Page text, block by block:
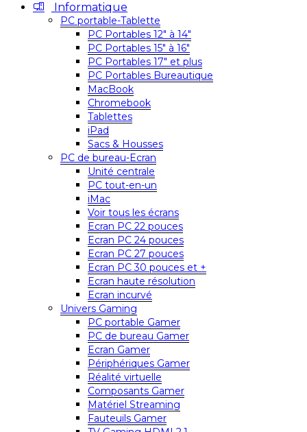
Informatique
PC portable-Tablette
PC Portables 12″ à 14″
PC Portables 15″ à 16″
PC Portables 17″ et plus
PC Portables Bureautique
MacBook
Chromebook
Tablettes
iPad
Sacs & Housses
PC de bureau-Ecran
Unité centrale
PC tout-en-un
iMac
Voir tous les écrans
Ecran PC 22 pouces
Ecran PC 24 pouces
Ecran PC 27 pouces
Ecran PC 30 pouces et +
Ecran haute résolution
Ecran incurvé
Univers Gaming
PC portable Gamer
PC de bureau Gamer
Ecran Gamer
Périphériques Gamer
Réalité virtuelle
Composants Gamer
Matériel Streaming
Fauteuils Gamer